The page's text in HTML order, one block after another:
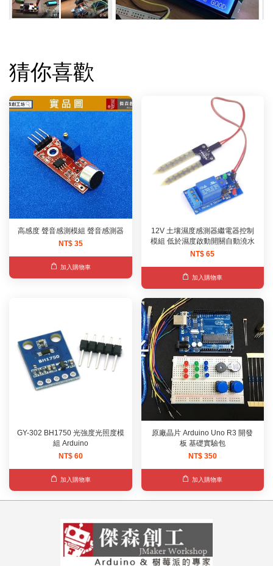
猜你喜歡
高感度 聲音感測模組 聲音感測器
NT$ 35
加入購物車
12V 土壤濕度感測器繼電器控制
模組 低於濕度啟動開關自動澆水
NT$ 65
加入購物車
GY-302 BH1750 光強度光照度模
組 Arduino
NT$ 60
加入購物車
原廠晶片 Arduino Uno R3 開發
板 基礎實驗包
NT$ 350
加入購物車